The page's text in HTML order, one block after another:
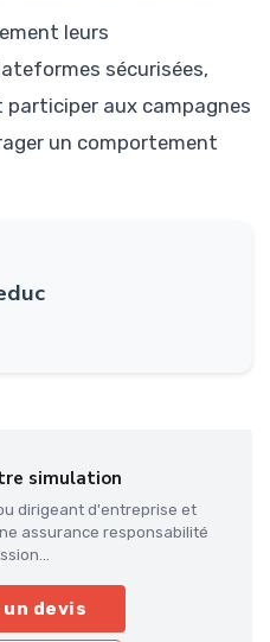
leurs
sécurisées,
aux campagnes
un comportement
simulation
dirigeant d'entreprise et
assurance responsabilité
devis